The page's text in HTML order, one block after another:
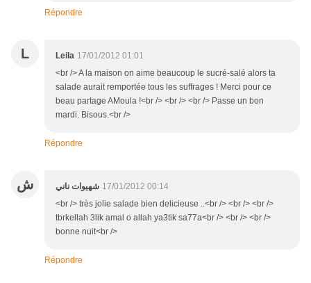
Répondre
L Leila 17/01/2012 01:01
<br /> A la maison on aime beaucoup le sucré-salé alors ta
salade aurait remportée tous les suffrages ! Merci pour ce
beau partage AMoula !<br /> <br /> <br /> Passe un bon
mardi. Bisous.<br />
Répondre
ش شهيوات ناني 17/01/2012 00:14
<br /> très jolie salade bien delicieuse ..<br /> <br /> <br />
tbrkellah 3lik amal o allah ya3tik sa77a<br /> <br /> <br />
bonne nuit<br />
Répondre